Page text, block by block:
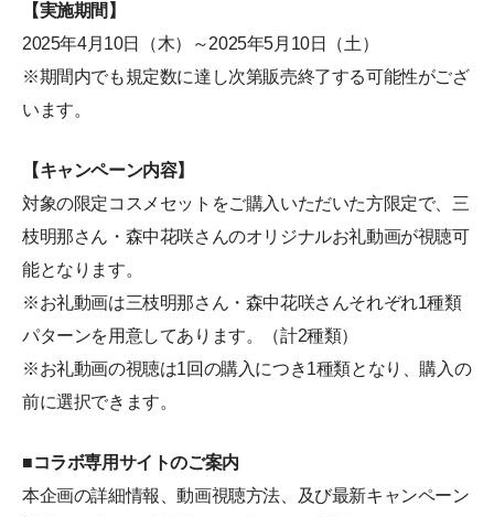
【実施期間】
2025年4月10日（木）～2025年5月10日（土）
※期間内でも規定数に達し次第販売終了する可能性がござ
います。
【キャンペーン内容】
対象の限定コスメセットをご購入いただいた方限定で、三
枝明那さん・森中花咲さんのオリジナルお礼動画が視聴可
能となります。
※お礼動画は三枝明那さん・森中花咲さんそれぞれ1種類
パターンを用意してあります。（計2種類）
※お礼動画の視聴は1回の購入につき1種類となり、購入の
前に選択できます。
■コラボ専用サイトのご案内
本企画の詳細情報、動画視聴方法、及び最新キャンペーン